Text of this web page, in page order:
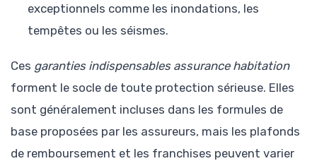
exceptionnels comme les inondations, les
tempêtes ou les séismes.
Ces garanties indispensables assurance habitation
forment le socle de toute protection sérieuse. Elles
sont généralement incluses dans les formules de
base proposées par les assureurs, mais les plafonds
de remboursement et les franchises peuvent varier